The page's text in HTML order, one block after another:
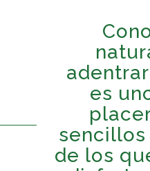
es
sencillos
de los